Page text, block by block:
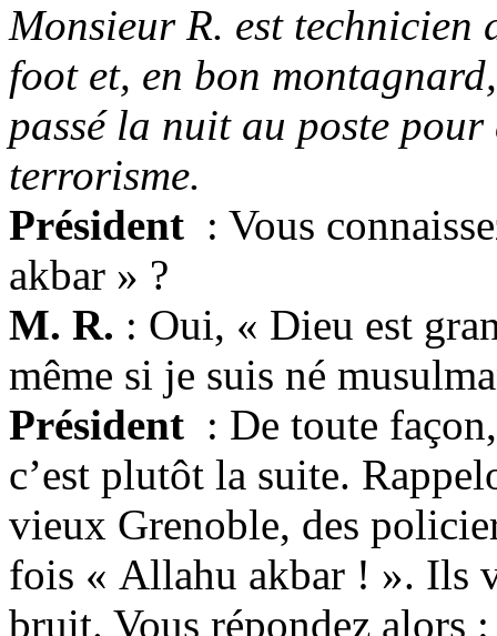
Monsieur R. est
foot et, en bon
passé la nuit au poste
terrorisme.
Président : Vous
akbar » ?
M. R. : Oui, « Dieu est
même si je suis né
Président : De toute
c’est plutôt la suite.
vieux Grenoble, des
fois « Allahu akbar ! ». Ils
bruit. Vous répondez alors